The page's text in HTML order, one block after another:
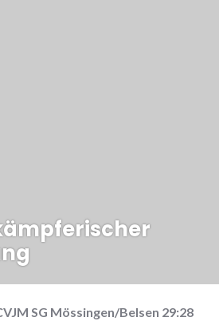
SG Mössingen/Belsen 29:28